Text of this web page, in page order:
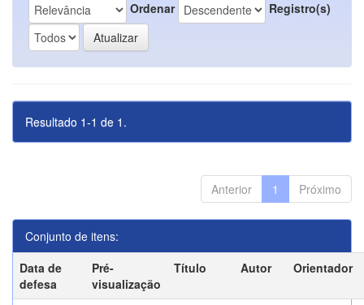
Ordenar
Registro(s)
Resultado 1-1 de 1.
Anterior 1 Próximo
Conjunto de itens:
Data de
defesa
Pré-
visualização
Título Autor Orientador